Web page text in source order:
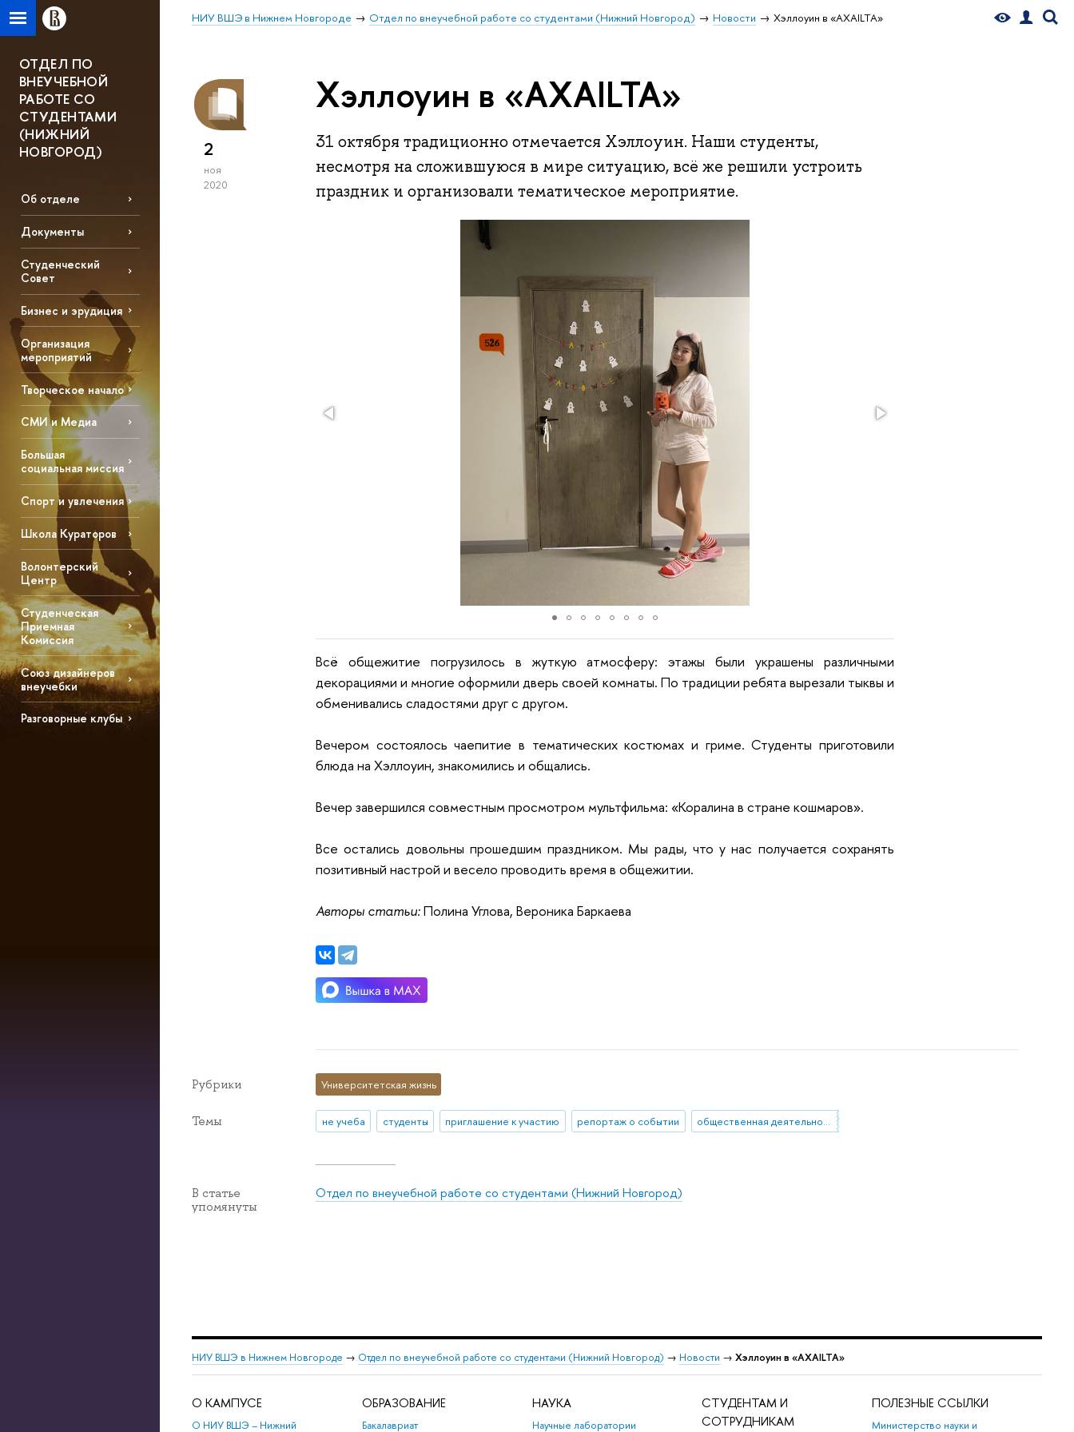
НИУ ВШЭ в Нижнем Новгороде Отдел по внеучебной работе со студентами (Нижний Новгород) Новости Хэллоуин в «AXAILTA»
ОТДЕЛ ПО
ВНЕУЧЕБНОЙ
РАБОТЕ СО
СТУДЕНТАМИ
(НИЖНИЙ
НОВГОРОД)
Об отделе
Документы
Студенческий
Совет
Бизнес и эрудиция
Организация
мероприятий
Творческое начало
СМИ и Медиа
Большая
социальная миссия
Спорт и увлечения
Школа Кураторов
Волонтерский
Центр
Студенческая
Приемная
Комиссия
Союз дизайнеров
внеучебки
Разговорные клубы
2
ноя
2020
Хэллоуин в «AXAILTA»
31 октября традиционно отмечается Хэллоуин. Наши студенты,
несмотря на сложившуюся в мире ситуацию, всё же решили устроить
праздник и организовали тематическое мероприятие.
Всё общежитие погрузилось в жуткую атмосферу: этажы были украшены различными
декорациями и многие оформили дверь своей комнаты. По традиции ребята вырезали тыквы и
обменивались сладостями друг с другом.
Вечером состоялось чаепитие в тематических костюмах и гриме. Студенты приготовили
блюда на Хэллоуин, знакомились и общались.
Вечер завершился совместным просмотром мультфильма: «Коралина в стране кошмаров».
Все остались довольны прошедшим праздником. Мы рады, что у нас получается сохранять
позитивный настрой и весело проводить время в общежитии.
Авторы статьи:Полина Углова, Вероника Баркаева
Рубрики Университетская жизнь
Темы не учеба студенты приглашение к участию репортаж о событии общественная деятельность
В статье
упомянуты
Отдел по внеучебной работе со студентами (Нижний Новгород)
НИУ ВШЭ в Нижнем Новгороде → Отдел по внеучебной работе со студентами (Нижний Новгород) → Новости → Хэллоуин в «AXAILTA»
О КАМПУСЕ
О НИУ ВШЭ – Нижний
ОБРАЗОВАНИЕ
Бакалавриат
НАУКА
Научные лаборатории
СТУДЕНТАМ И
СОТРУДНИКАМ
ПОЛЕЗНЫЕ ССЫЛКИ
Министерство науки и